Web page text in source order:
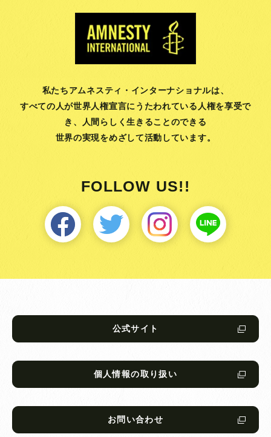
私たちアムネスティ・インターナショナルは、
すべての人が世界人権宣言にうたわれている人権を享受で
き、
人間らしく生きることのできる
世界の実現をめざして活動しています。
FOLLOW US!!
公式サイト
個人情報の取り扱い
お問い合わせ